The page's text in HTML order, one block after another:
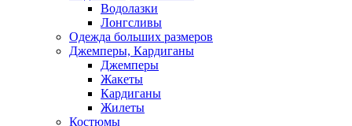
Водолазки
Лонгсливы
Одежда больших размеров
Джемперы, Кардиганы
Джемперы
Жакеты
Кардиганы
Жилеты
Костюмы